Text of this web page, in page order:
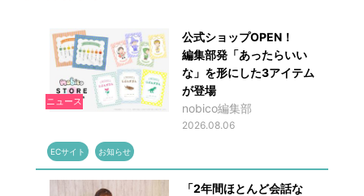
ニュース
公式ショップOPEN！
編集部発「あったらいい
な」を形にした3アイテム
が登場
nobico編集部
2026.08.06
ECサイト お知らせ
「2年間ほとんど会話な